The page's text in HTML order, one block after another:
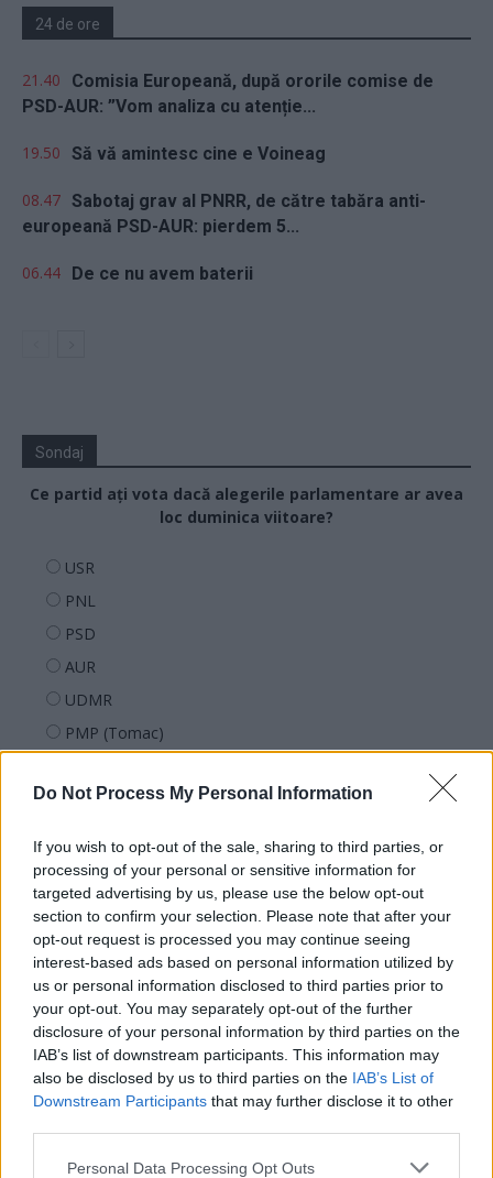
Do Not Process My Personal Information
If you wish to opt-out of the sale, sharing to third parties, or
processing of your personal or sensitive information for
targeted advertising by us, please use the below opt-out
section to confirm your selection. Please note that after your
opt-out request is processed you may continue seeing
interest-based ads based on personal information utilized by
us or personal information disclosed to third parties prior to
your opt-out. You may separately opt-out of the further
disclosure of your personal information by third parties on the
IAB’s list of downstream participants. This information may
also be disclosed by us to third parties on the IAB’s List of
Downstream Participants that may further disclose it to other
Personal Data Processing Opt Outs
24 de ore
21.40
Comisia Europeană, după ororile comise de
PSD-AUR: ”Vom analiza cu atenție...
19.50 Să vă amintesc cine e Voineag
08.47 Sabotaj grav al PNRR, de către tabăra anti-
europeană PSD-AUR: pierdem 5...
06.44 De ce nu avem baterii
Sondaj
Ce partid ați vota dacă alegerile parlamentare ar avea
loc duminica viitoare?
USR
PNL
PSD
AUR
UDMR
PMP (Tomac)
PNȚMM
SENS
SOS (Șoșoacă)
POT (Gavrilă)
PACE (Peia)
Acțiunea Conservatoare (Târziu)
PDF (Lazarus)
PUSL (D. Voiculescu)
PNȚCD (Pavelescu)
PNCR (Terheș)
Partidul Patrioților (Surugiu)